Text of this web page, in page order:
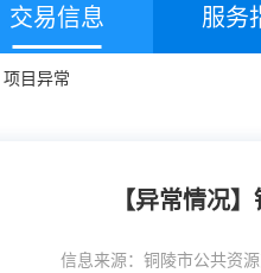
交易信息 服务
项目异常
【异常情况
信息来源： 铜陵市公共资